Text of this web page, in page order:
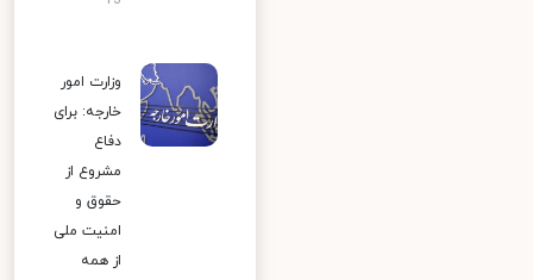
وزارت امور
خارجه: برای
دفاع
مشروع از
حقوق و
امنیت ملی
از همه